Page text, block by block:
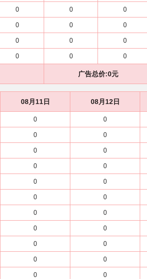
0 0 0
0 0 0
0 0 0
0 0 0
广告总价:0元
08月11日 08月12日
0 0
0 0
0 0
0 0
0 0
0 0
0 0
0 0
0 0
0 0
0 0